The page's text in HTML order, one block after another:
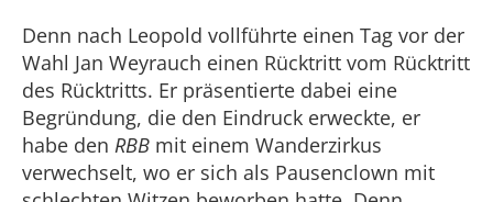
Denn nach Leopold vollführte einen Tag vor der
Wahl Jan Weyrauch einen Rücktritt vom Rücktritt
des Rücktritts. Er präsentierte dabei eine
Begründung, die den Eindruck erweckte, er
habe den RBB mit einem Wanderzirkus
verwechselt, wo er sich als Pausenclown mit